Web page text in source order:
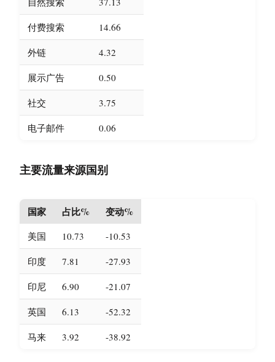
付费搜索 14.66
外链 4.32
展示广告 0.50
社交 3.75
电子邮件 0.06
主要流量来源国别
国家 占比% 变动%
美国 10.73 -10.53
印度 7.81 -27.93
印尼 6.90 -21.07
英国 6.13 -52.32
马来 3.92 -38.92